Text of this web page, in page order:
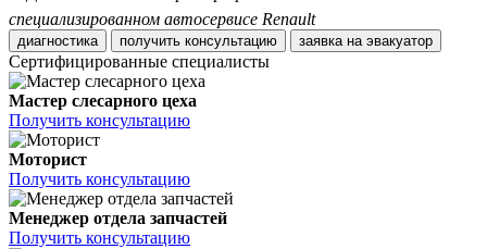
специализированном автосервисе Renault
диагностика получить консультацию заявка на эвакуатор
Сертифицированные специалисты
Мастер слесарного цеха
Получить консультацию
Моторист
Получить консультацию
Менеджер отдела запчастей
Получить консультацию